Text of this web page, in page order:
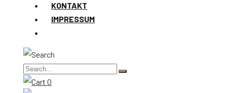
KONTAKT
IMPRESSUM
0